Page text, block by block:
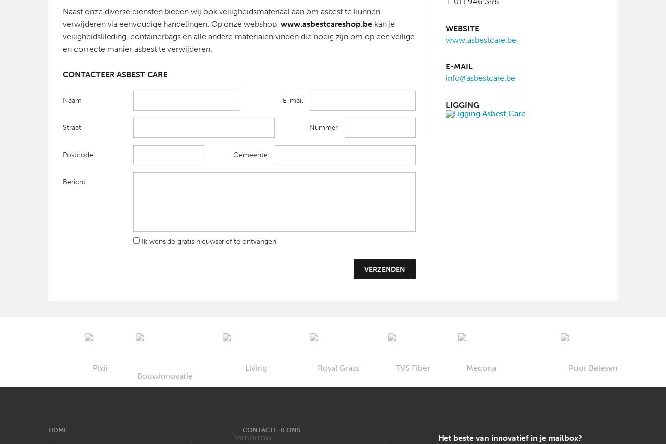
Naast onze diverse diensten bieden wij ook veiligheidsmateriaal aan om asbest te kunnen
verwijderen via eenvoudige handelingen. Op onze webshop: www.asbestcareshop.be kan je
veiligheidskleding, containerbags en alle andere materialen vinden die nodig zijn om op een veilige
en correcte manier asbest te verwijderen.
CONTACTEER ASBEST CARE
Naam E-mail
Straat Nummer
Postcode Gemeente
Bericht
Ik wens de gratis nieuwsbrief te ontvangen
WEBSITE
www.asbestcare.be
E-MAIL
info@asbestcare.be
LIGGING
HOME CONTACTEER ONS
Het beste van innovatief in je mailbox?